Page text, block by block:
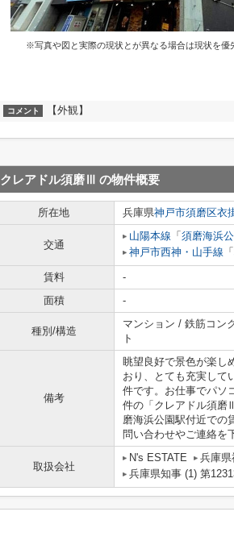
※写真や図と実際の現状とが異なる場合は現状を優
コメント 【外観】
クレアドル須磨Ⅲ の物件概要
所在地 兵庫県神戸市須磨区衣
交通
山陽本線 「 須磨海浜
神戸市西神・山手線 「
賃料 -
面積
-
種別/構造
マンション / 鉄筋コン
ト
備考
眺望良好で景色が楽し
おり、とても充実して
件です。お仕事でパソ
件の「クレアドル須磨
磨海浜公園駅付近での
問い合わせやご連絡を
取扱会社
N's ESTATE 兵庫県
兵庫県知事 (1) 第